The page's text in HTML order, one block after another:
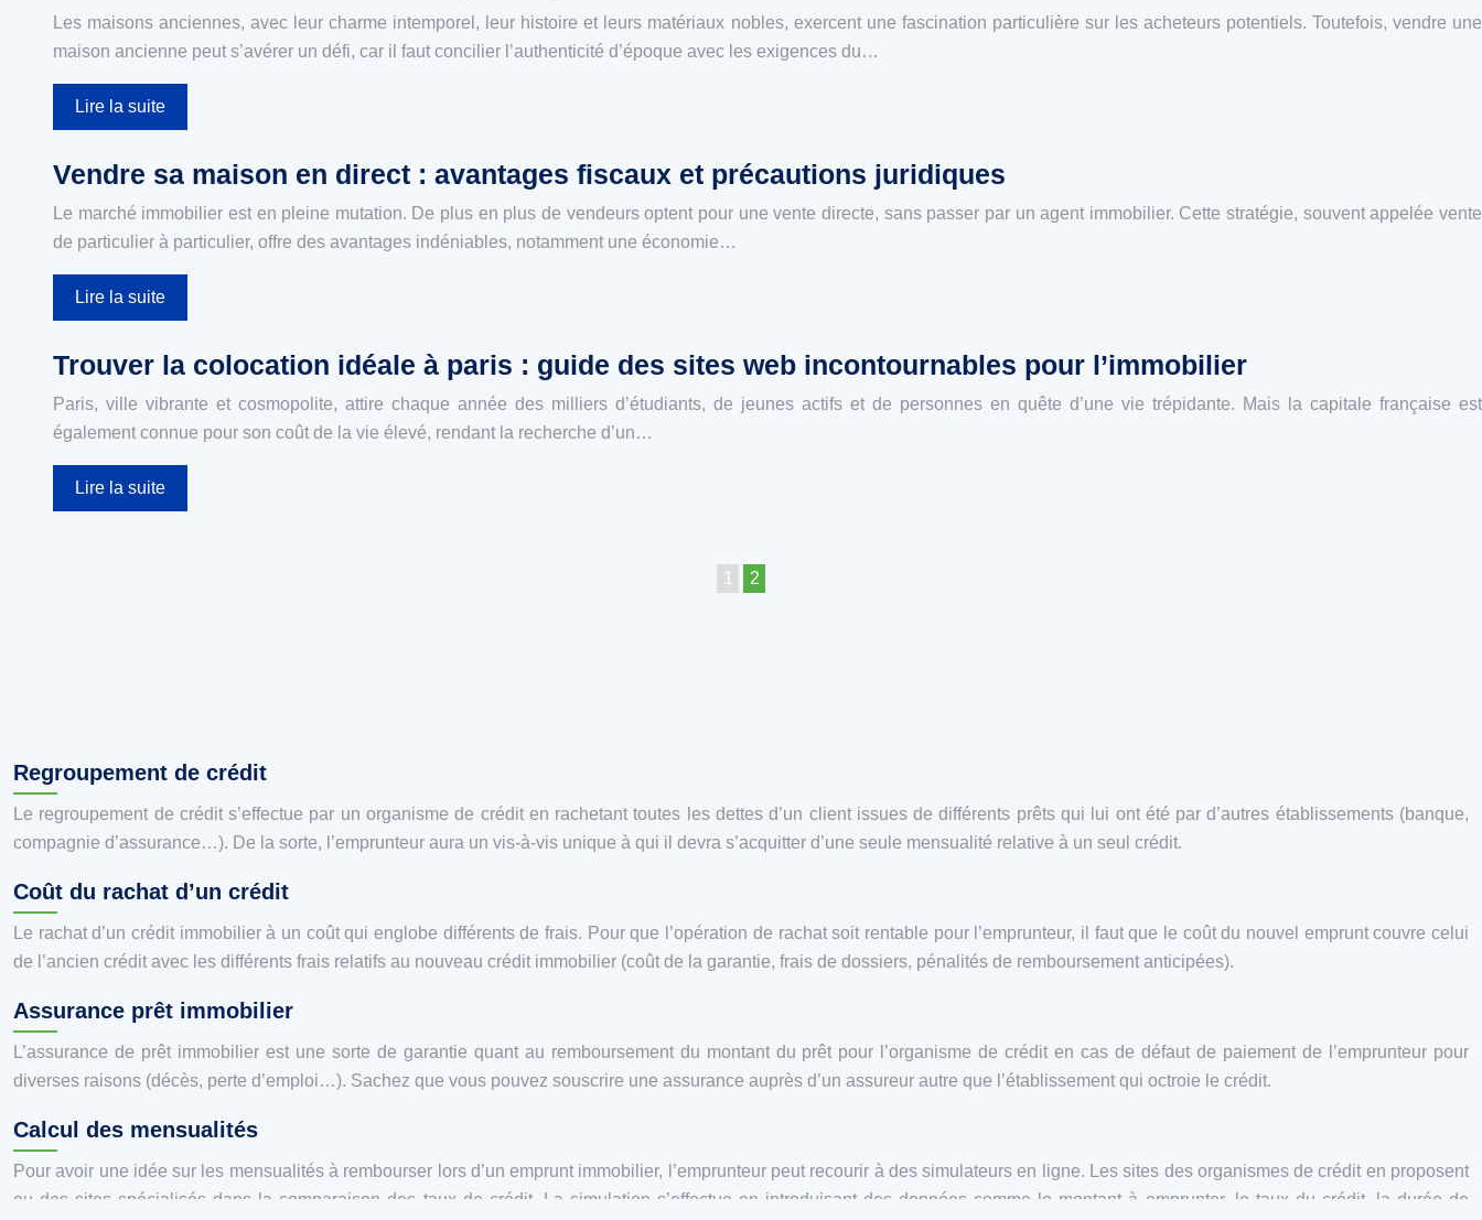
Les maisons anciennes, avec leur charme intemporel, leur histoire et leurs matériaux nobles, exercent une fascination particulière sur les acheteurs potentiels. Toutefois, vendre une
maison ancienne peut s’avérer un défi, car il faut concilier l’authenticité d’époque avec les exigences du…
Lire la suite
Vendre sa maison en direct : avantages fiscaux et précautions juridiques
Le marché immobilier est en pleine mutation. De plus en plus de vendeurs optent pour une vente directe, sans passer par un agent immobilier. Cette stratégie, souvent appelée vente
de particulier à particulier, offre des avantages indéniables, notamment une économie…
Lire la suite
Trouver la colocation idéale à paris : guide des sites web incontournables pour l’immobilier
Paris, ville vibrante et cosmopolite, attire chaque année des milliers d’étudiants, de jeunes actifs et de personnes en quête d’une vie trépidante. Mais la capitale française est
également connue pour son coût de la vie élevé, rendant la recherche d’un…
Lire la suite
1 2
Regroupement de crédit
Le regroupement de crédit s’effectue par un organisme de crédit en rachetant toutes les dettes d’un client issues de différents prêts qui lui ont été par d’autres établissements (banque,
compagnie d’assurance…). De la sorte, l’emprunteur aura un vis-à-vis unique à qui il devra s’acquitter d’une seule mensualité relative à un seul crédit.
Coût du rachat d’un crédit
Le rachat d’un crédit immobilier à un coût qui englobe différents de frais. Pour que l’opération de rachat soit rentable pour l’emprunteur, il faut que le coût du nouvel emprunt couvre celui
de l’ancien crédit avec les différents frais relatifs au nouveau crédit immobilier (coût de la garantie, frais de dossiers, pénalités de remboursement anticipées).
Assurance prêt immobilier
L’assurance de prêt immobilier est une sorte de garantie quant au remboursement du montant du prêt pour l’organisme de crédit en cas de défaut de paiement de l’emprunteur pour
diverses raisons (décès, perte d’emploi…). Sachez que vous pouvez souscrire une assurance auprès d’un assureur autre que l’établissement qui octroie le crédit.
Calcul des mensualités
Pour avoir une idée sur les mensualités à rembourser lors d’un emprunt immobilier, l’emprunteur peut recourir à des simulateurs en ligne. Les sites des organismes de crédit en proposent
ou des sites spécialisés dans la comparaison des taux de crédit. La simulation s’effectue en introduisant des données comme le montant à emprunter, le taux du crédit, la durée de